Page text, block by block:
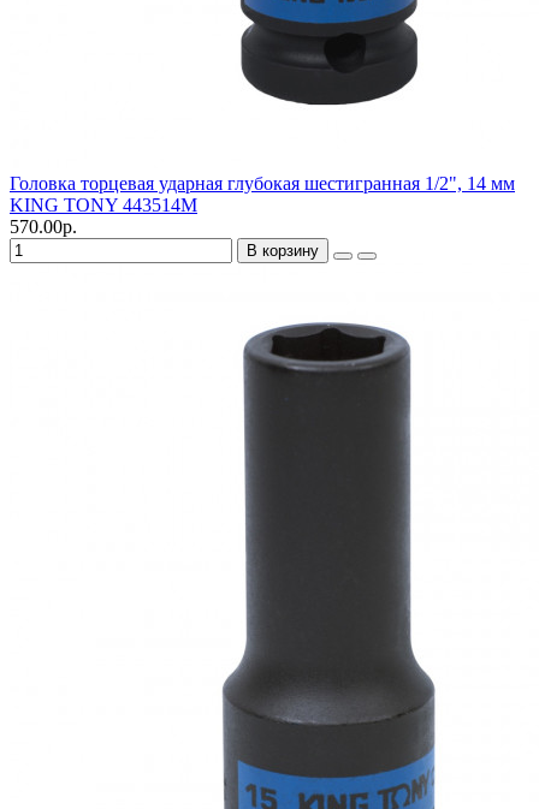
Головка торцевая ударная глубокая шестигранная 1/2", 14 мм
KING TONY 443514M
570.00р.
В корзину